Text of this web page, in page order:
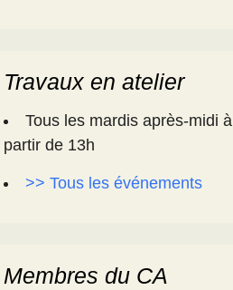
Travaux en atelier
Tous les mardis après-midi à
partir de 13h
>> Tous les événements
Membres du CA